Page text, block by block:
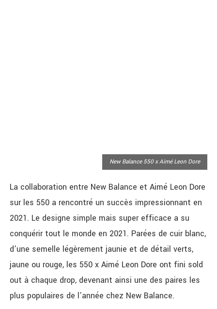
New Balance 550 x Aimé Leon Dore
La collaboration entre New Balance et Aimé Leon Dore
sur les 550 a rencontré un succès impressionnant en
2021. Le designe simple mais super efficace a su
conquérir tout le monde en 2021. Parées de cuir blanc,
d’une semelle légèrement jaunie et de détail verts,
jaune ou rouge, les 550 x Aimé Leon Dore ont fini sold
out à chaque drop, devenant ainsi une des paires les
plus populaires de l’année chez New Balance.